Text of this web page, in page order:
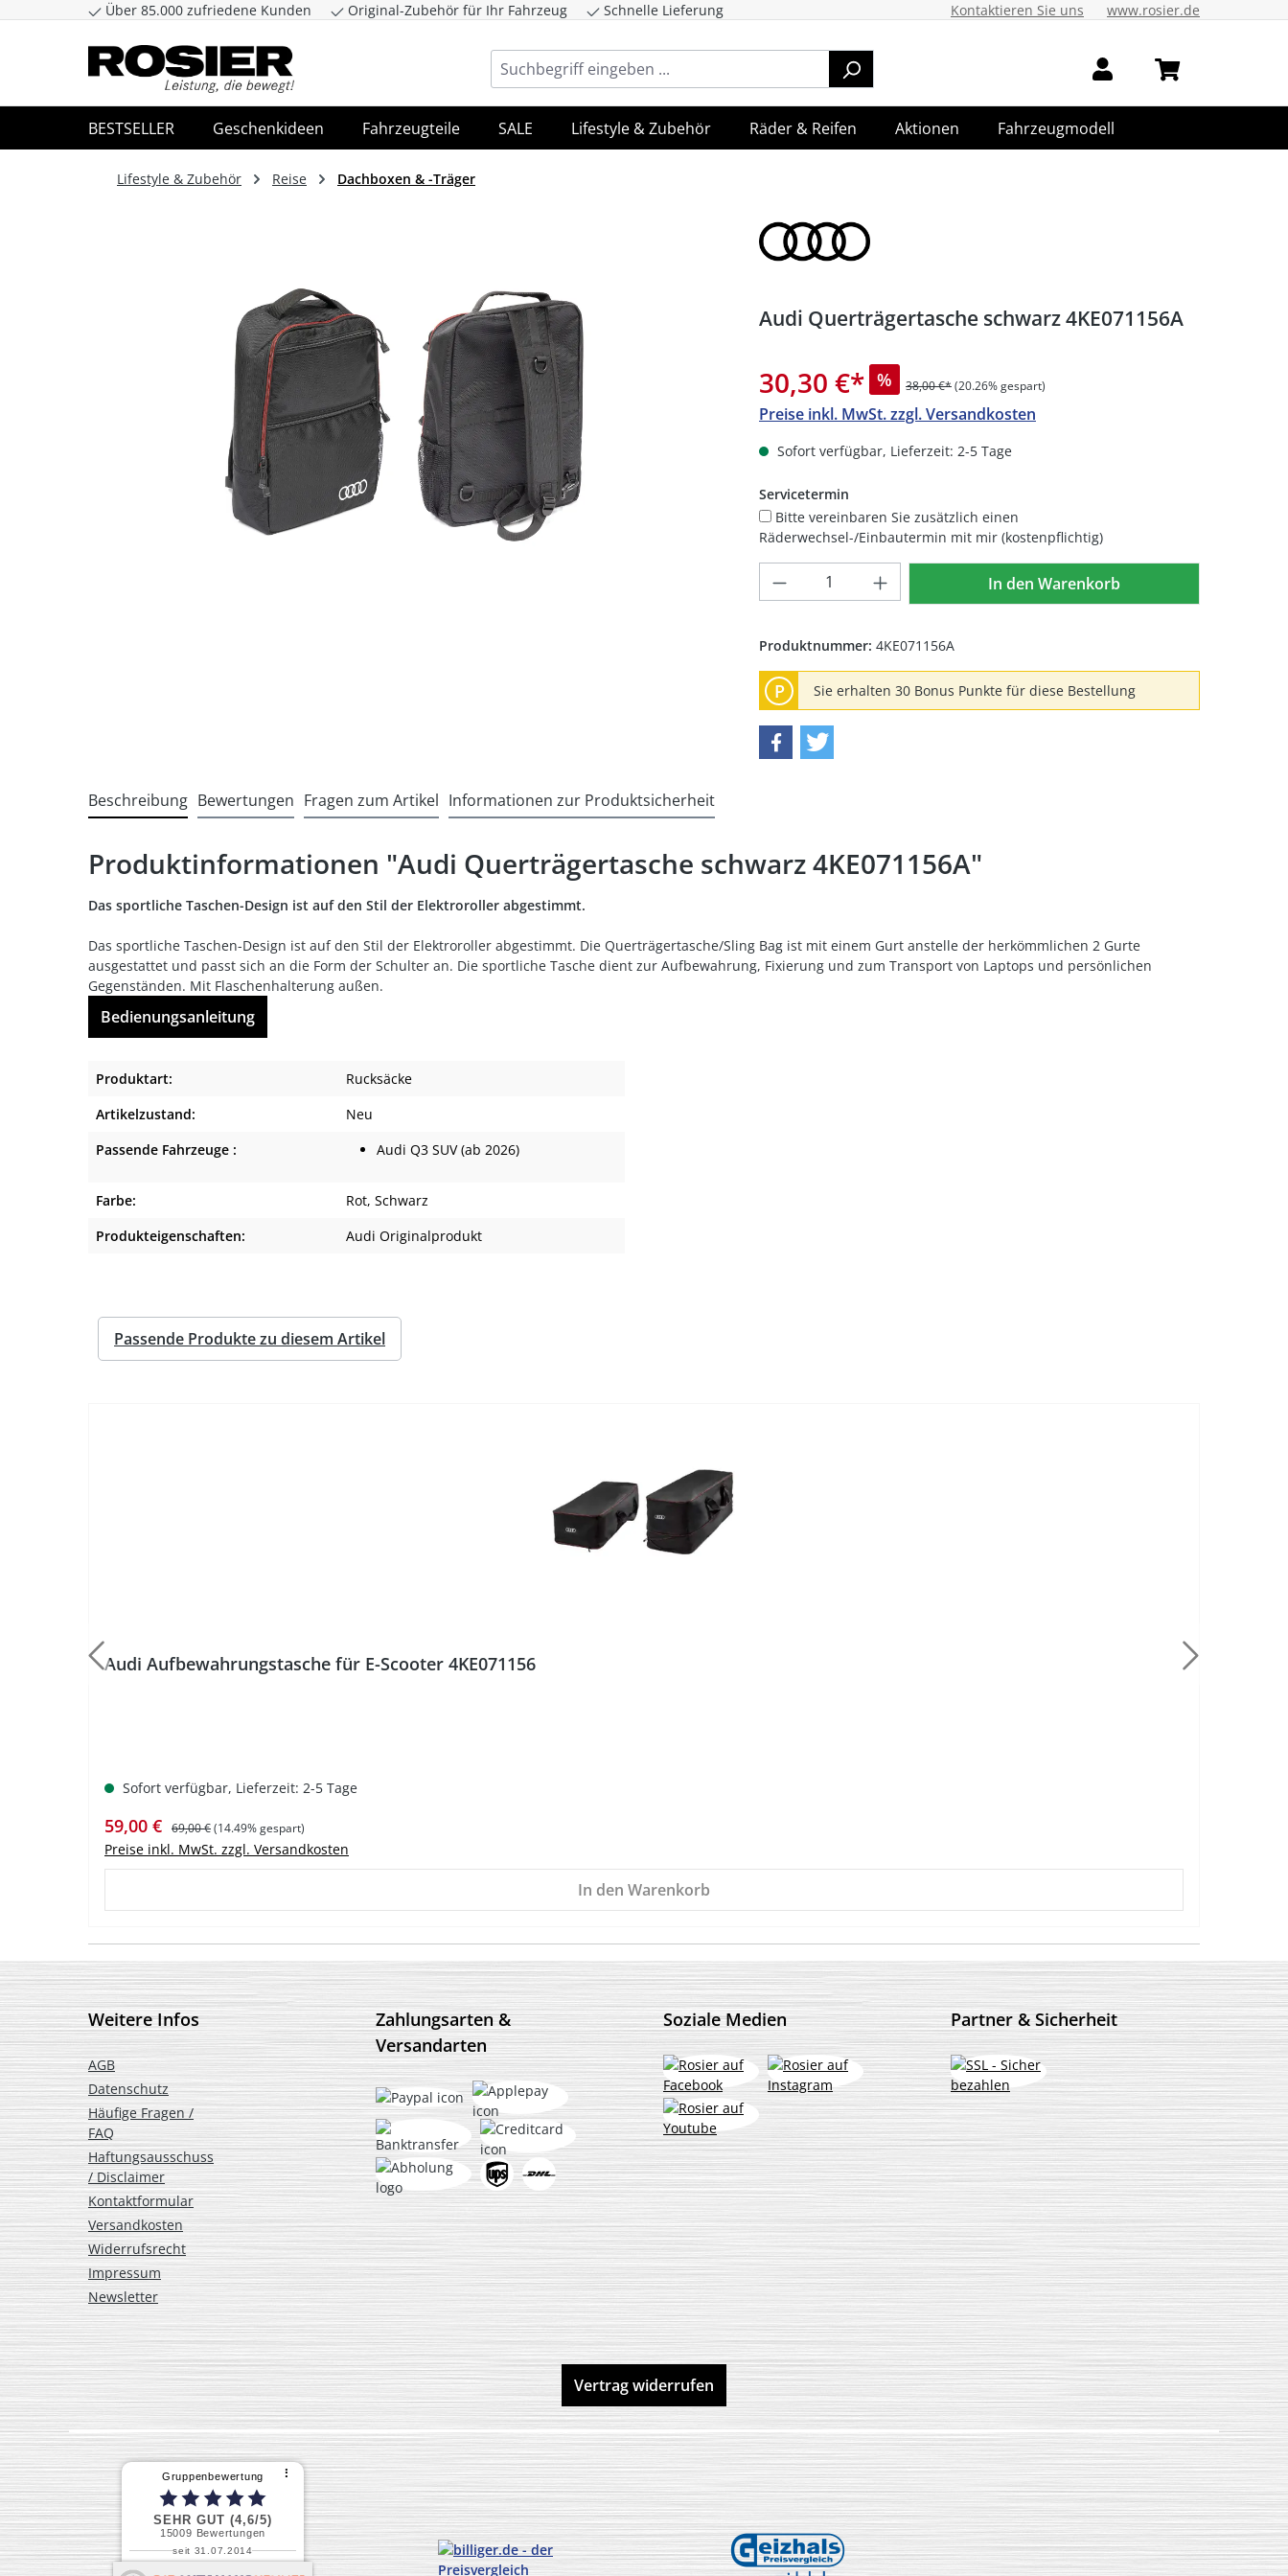
Zum Hauptinhalt springen Zur Suche springen Zur Hauptnavigation springen
Über 85.000 zufriedene Kunden Original-Zubehör für Ihr Fahrzeug Schnelle Lieferung Kontaktieren Sie uns www.rosier.de
BESTSELLER Geschenkideen Fahrzeugteile SALE Lifestyle & Zubehör Räder & Reifen Aktionen Fahrzeugmodell
Lifestyle & Zubehör Reise Dachboxen & -Träger
Audi Querträgertasche schwarz 4KE071156A
30,30 €* % 38,00 €*(20.26% gespart)
Preise inkl. MwSt. zzgl. Versandkosten
Sofort verfügbar, Lieferzeit: 2-5 Tage
Servicetermin
Bitte vereinbaren Sie zusätzlich einen
Räderwechsel-/Einbautermin mit mir (kostenpflichtig)
Produkt Anzahl: Gib den gewünschten Wert
In den Warenkorb
Produktnummer: 4KE071156A
P Sie erhalten 30 Bonus Punkte für diese Bestellung
Beschreibung Bewertungen Fragen zum Artikel Informationen zur Produktsicherheit
Produktinformationen "Audi Querträgertasche schwarz 4KE071156A"
Das sportliche Taschen-Design ist auf den Stil der Elektroroller abgestimmt.
Das sportliche Taschen-Design ist auf den Stil der Elektroroller abgestimmt. Die Querträgertasche/Sling Bag ist mit einem Gurt anstelle der herkömmlichen 2 Gurte
ausgestattet und passt sich an die Form der Schulter an. Die sportliche Tasche dient zur Aufbewahrung, Fixierung und zum Transport von Laptops und persönlichen
Gegenständen. Mit Flaschenhalterung außen.
Bedienungsanleitung
Produktart:
Rucksäcke
Artikelzustand:
Neu
Passende Fahrzeuge :
Audi Q3 SUV (ab 2026)
Farbe: Rot, Schwarz
Produkteigenschaften:
Audi Originalprodukt
Passende Produkte zu diesem Artikel
Audi Aufbewahrungstasche für E-Scooter 4KE071156
Sofort verfügbar, Lieferzeit: 2-5 Tage
Verkaufspreis:
59,00 € Regulärer Preis:
69,00 €(14.49% gespart)
Preise inkl. MwSt. zzgl. Versandkosten
In den Warenkorb
Weitere Infos
AGB
Datenschutz
Häufige Fragen /
FAQ
Haftungsausschuss
/ Disclaimer
Kontaktformular
Versandkosten
Widerrufsrecht
Impressum
Newsletter
Zahlungsarten &
Versandarten
Soziale Medien Partner & Sicherheit
Vertrag widerrufen